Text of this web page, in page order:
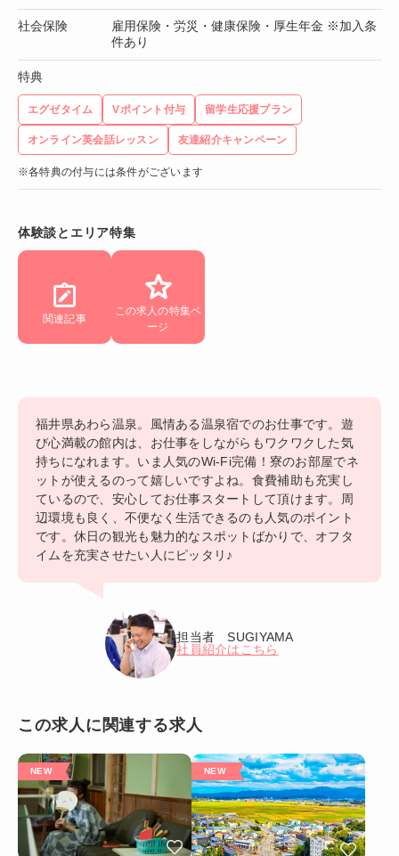
社会保険
雇用保険・労災・健康保険・厚生年金 ※加入条
件あり
特典
エグゼタイム Vポイント付与 留学生応援プラン
オンライン英会話レッスン 友達紹介キャンペーン
※各特典の付与には条件がございます
体験談とエリア特集
関連記事
この求人の特集ペ
ージ
福井県あわら温泉。風情ある温泉宿でのお仕事です。遊
び心満載の館内は、お仕事をしながらもワクワクした気
持ちになれます。いま人気のWi-Fi完備！寮のお部屋でネ
ットが使えるのって嬉しいですよね。食費補助も充実し
ているので、安心してお仕事スタートして頂けます。周
辺環境も良く、不便なく生活できるのも人気のポイント
です。休日の観光も魅力的なスポットばかりで、オフタ
イムを充実させたい人にピッタリ♪
担当者 SUGIYAMA
社員紹介はこちら
この求人に関連する求人